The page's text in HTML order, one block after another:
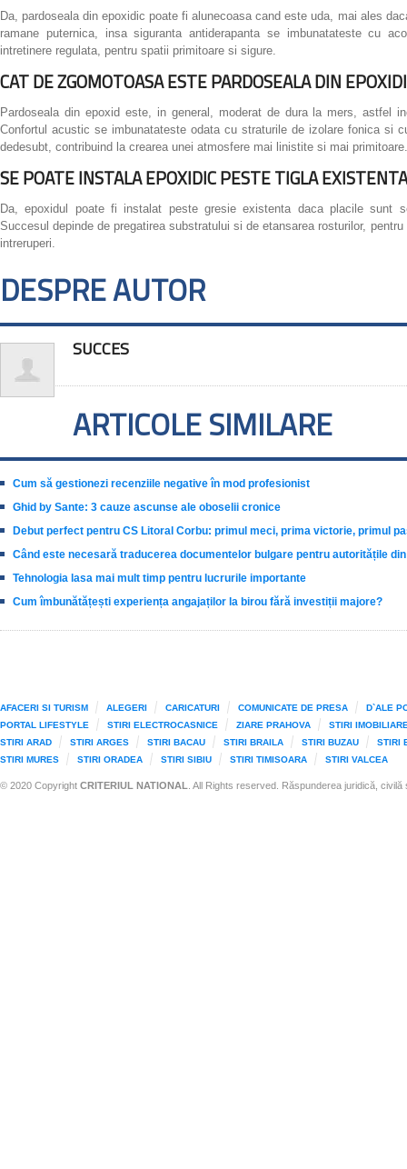
Da, pardoseala din epoxidic poate fi alunecoasa cand este uda, mai ales
ramane puternica, insa siguranta antiderapanta se imbunatateste cu
intretinere regulata, pentru spatii primitoare si sigure.
CAT DE ZGOMOTOASA ESTE PARDOSEALA DIN
Pardoseala din epoxid este, in general, moderat de dura la mers, astfel
Confortul acustic se imbunatateste odata cu straturile de izolare fonica si
dedesubt, contribuind la crearea unei atmosfere mai linistite si mai primitoare.
SE POATE INSTALA EPOXIDIC PESTE TIGLA
Da, epoxidul poate fi instalat peste gresie existenta daca placile sunt
Succesul depinde de pregatirea substratului si de etansarea rosturilor,
intreruperi.
DESPRE AUTOR
SUCCES
ARTICOLE SIMILARE
Cum să gestionezi recenziile negative în mod profesionist
Ghid by Sante: 3 cauze ascunse ale oboselii cronice
Debut perfect pentru CS Litoral Corbu: primul meci, prima victorie, primul
Când este necesară traducerea documentelor bulgare pentru autoritățile
Tehnologia lasa mai mult timp pentru lucrurile importante
Cum îmbunătățești experiența angajaților la birou fără investiții majore?
AFACERI SI TURISM ALEGERI CARICATURI COMUNICATE DE PRESA
D`ALE
PORTAL LIFESTYLE
STIRI ELECTROCASNICE ZIARE PRAHOVA
STIRI
STIRI ARAD
STIRI ARGES STIRI BACAU STIRI BRAILA STIRI BUZAU
STIRI
STIRI MURES
STIRI ORADEA STIRI SIBIU STIRI TIMISOARA STIRI VALCEA
© 2020 Copyright CRITERIUL NATIONAL . All Rights reserved. Răspunderea juridică,